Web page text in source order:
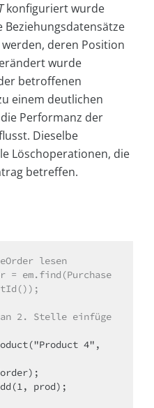
konfiguriert wurde
Beziehungsdatensätze
deren Position
wurde
betroffenen
einem deutlichen
Performanz der
Dieselbe
Löschoperationen, die
betreffen.
lesen
= em.find(Purchase
2. Stelle einfüge
4",
prod);